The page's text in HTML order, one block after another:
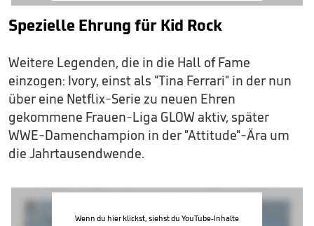
Spezielle Ehrung für Kid Rock
Weitere Legenden, die in die Hall of Fame
einzogen: Ivory, einst als "Tina Ferrari" in der nun
über eine Netflix-Serie zu neuen Ehren
gekommene Frauen-Liga GLOW aktiv, später
WWE-Damenchampion in der "Attitude"-Ära um
die Jahrtausendwende.
Wenn du hier klickst, siehst du YouTube-Inhalte